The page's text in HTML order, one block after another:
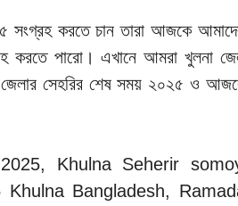
সংগ্রহ করতে চান তারা আজকে
পারো। এখানে আমরা খুলনা
সেহরির শেষ সময় ২০২৫ ও
Khulna Seherir
Bangladesh,